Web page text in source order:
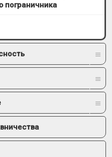
пограничника